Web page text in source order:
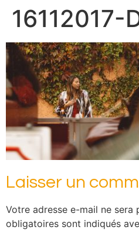
16112017-
Laisser un
Votre adresse e-mail ne sera
obligatoires sont indiqués